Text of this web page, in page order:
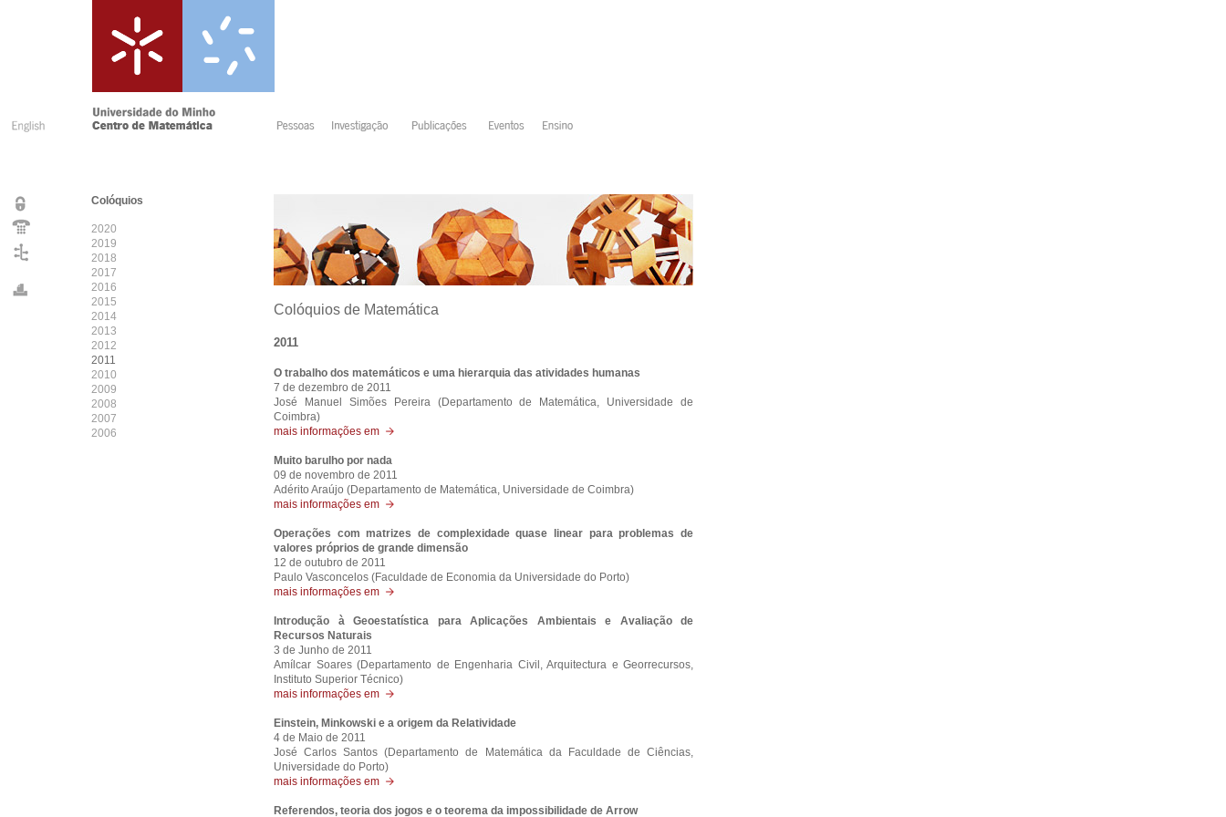
Colóquios
2020
2019
2018
2017
2016
2015
2014
2013
2012
2011
2010
2009
2008
2007
2006
Colóquios de Matemática
2011
O trabalho dos matemáticos e uma hierarquia das atividades humanas
7 de dezembro de 2011
José Manuel Simões Pereira (Departamento de Matemática, Universidade de
Coimbra)
mais informações em
Muito barulho por nada
09 de novembro de 2011
Adérito Araújo (Departamento de Matemática, Universidade de Coimbra)
mais informações em
Operações com matrizes de complexidade quase linear para problemas de
valores próprios de grande dimensão
12 de outubro de 2011
Paulo Vasconcelos (Faculdade de Economia da Universidade do Porto)
mais informações em
Introdução à Geoestatística para Aplicações Ambientais e Avaliação de
Recursos Naturais
3 de Junho de 2011
Amílcar Soares (Departamento de Engenharia Civil, Arquitectura e Georrecursos,
Instituto Superior Técnico)
mais informações em
Einstein, Minkowski e a origem da Relatividade
4 de Maio de 2011
José Carlos Santos (Departamento de Matemática da Faculdade de Ciências,
Universidade do Porto)
mais informações em
Referendos, teoria dos jogos e o teorema da impossibilidade de Arrow